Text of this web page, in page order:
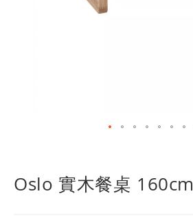
Oslo 實木餐桌 160cm